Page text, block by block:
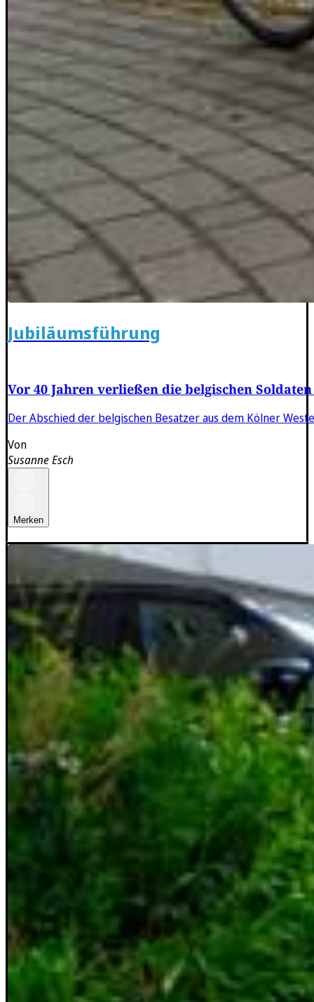
Jubiläumsführung
Vor 40 Jahren verließen die belgischen
Der Abschied der belgischen Besatzer aus dem Kölner
Von
Susanne Esch
Merken